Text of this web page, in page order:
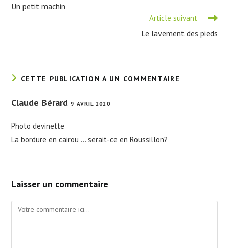
articles
Un petit machin
Article suivant
Le lavement des pieds
CETTE PUBLICATION A UN COMMENTAIRE
Claude Bérard9 AVRIL 2020
Photo devinette
La bordure en cairou … serait-ce en Roussillon?
Laisser un commentaire
Comment